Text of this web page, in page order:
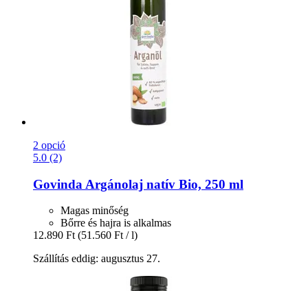
2 opció
5.0 (2)
Govinda Argánolaj natív Bio, 250 ml
Magas minőség
Bőrre és hajra is alkalmas
12.890 Ft (51.560 Ft / l)
Szállítás eddig: augusztus 27.